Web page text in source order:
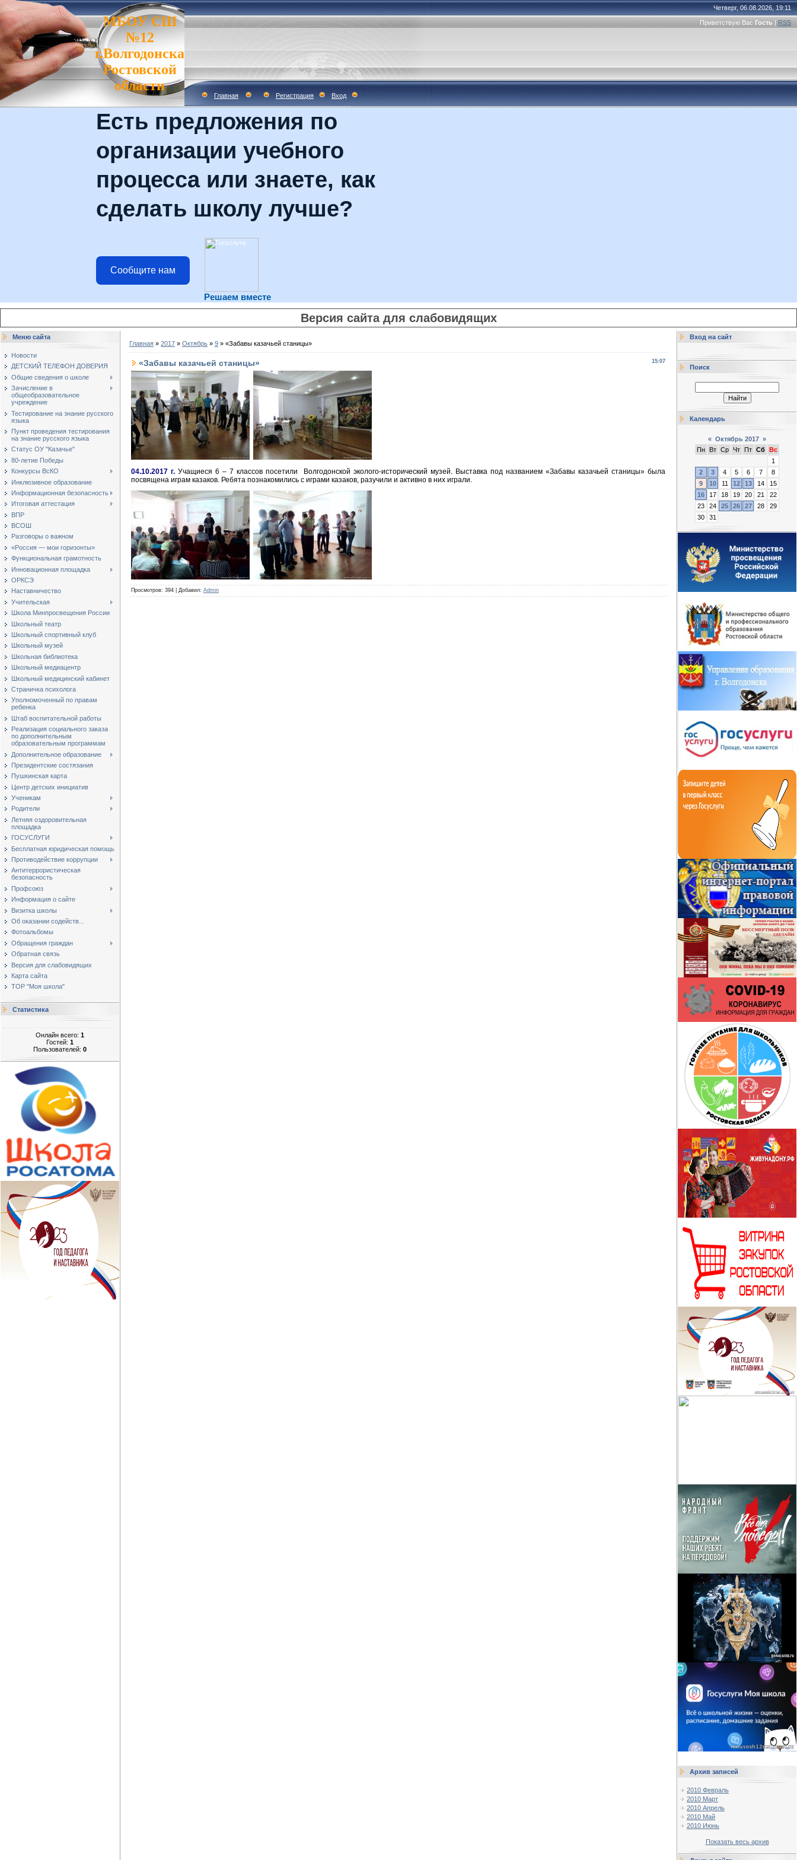
МБОУ СШ
№12
г.Волгодонска
Ростовской
области
Четверг, 06.08.2026, 19:11
Приветствую Вас Гость | RSS
Главная Регистрация Вход
Есть предложения по
организации учебного
процесса или знаете, как
сделать школу лучше?
Сообщите нам
Решаем вместе
Версия сайта для слабовидящих
Меню сайта
Новости
ДЕТСКИЙ ТЕЛЕФОН ДОВЕРИЯ
Общие сведения о школе
Зачисление в
общеобразовательное
учреждение
Тестирование на знание русского
языка
Пункт проведения тестирования
на знание русского языка
Статус ОУ "Казачье"
80-летие Победы
Конкурсы ВсКО
Инклюзивное образование
Информационная безопасность
Итоговая аттестация
ВПР
ВСОШ
Разговоры о важном
«Россия — мои горизонты»
Функциональная грамотность
Инновационная площадка
ОРКСЭ
Наставничество
Учительская
Школа Минпросвещения России
Школьный театр
Школьный спортивный клуб
Школьный музей
Школьная библиотека
Школьный медиацентр
Школьный медицинский кабинет
Страничка психолога
Уполномоченный по правам
ребенка
Штаб воспитательной работы
Реализация социального заказа
по дополнительным
образовательным программам
Дополнительное образование
Президентские состязания
Пушкинская карта
Центр детских инициатив
Ученикам
Родители
Летняя оздоровительная
площадка
ГОСУСЛУГИ
Бесплатная юридическая помощь
Противодействие коррупции
Антитеррористическая
безопасность
Профсоюз
Информация о сайте
Визитка школы
Об оказании содейств...
Фотоальбомы
Обращения граждан
Обратная связь
Версия для слабовидящих
Карта сайта
ТОР "Моя школа"
Статистика
Онлайн всего: 1
Гостей: 1
Пользователей: 0
Главная » 2017 » Октябрь » 9 » «Забавы казачьей станицы»
15:07
«Забавы казачьей станицы»
04.10.2017 г. Учащиеся 6 – 7 классов посетили Волгодонской эколого-исторический музей. Выставка под названием «Забавы казачьей станицы» была
посвящена играм казаков. Ребята познакомились с играми казаков, разучили и активно в них играли.
Просмотров: 394 Добавил: Admin
Вход на сайт
Поиск
Календарь
« Октябрь 2017 »
Пн
Вт Ср Чт Пт Сб Вс
1
2
3 4 5 6 7
8
9
10 11 12 13 14
15
16
17 18 19 20 21
22
23
24 25 26 27 28
29
30
31
Архив записей
2010 Февраль
2010 Март
2010 Апрель
2010 Май
2010 Июнь
Показать весь архив